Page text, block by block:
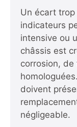
Un écart
indicateurs
intensive ou
châssis est
corrosion,
doivent
négligeable.